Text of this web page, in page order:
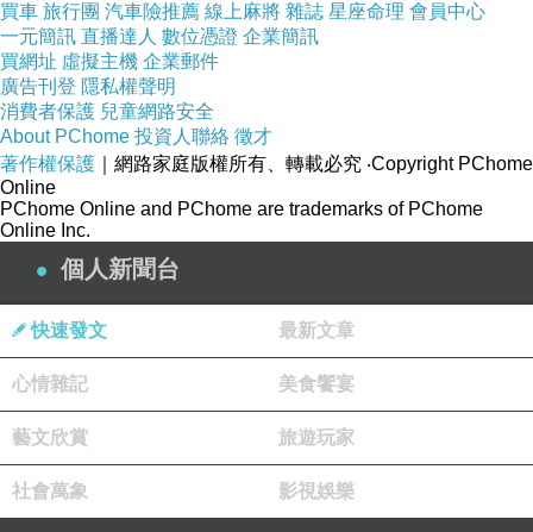
商品網址
買車 旅行團 汽車險推薦 線上麻將 雜誌 星座命理 會員中心
一元簡訊 直播達人 數位憑證 企業簡訊
買網址 虛擬主機 企業郵件
廣告刊登 隱私權聲明
消費者保護 兒童網路安全
About PChome 投資人聯絡 徵才
著作權保護 ｜網路家庭版權所有、轉載必究 ‧Copyright PChome
Online
PChome Online and PChome are trademarks of PChome
Online Inc.
個人新聞台
快速發文 最新文章
心情雜記 美食饗宴
藝文欣賞 旅遊玩家
社會萬象 影視娛樂